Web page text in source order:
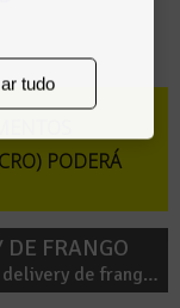
PODERÁ
FRANGO
Curso completo que ensina a montar um delivery de frango frito americano
tudo